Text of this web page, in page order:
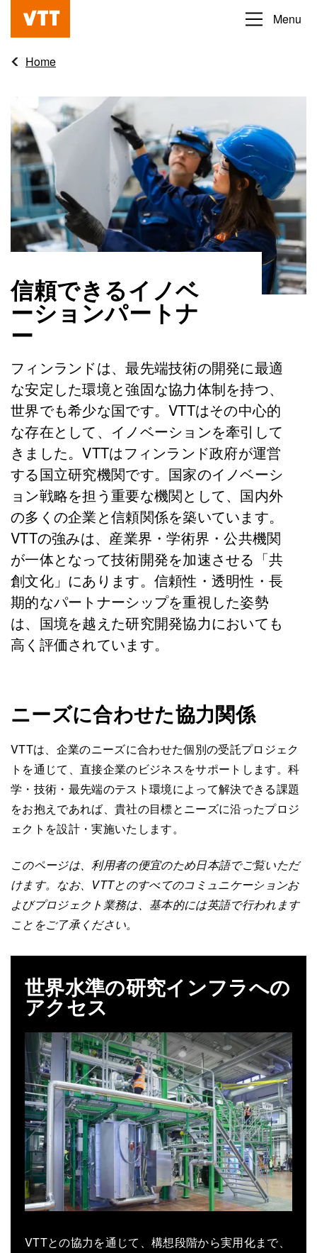
content
Beyond
obvious
Menu
Home
信頼できるイノベ
ーションパートナ
ー
フィンランドは、最先端技術の開発に最適
な安定した環境と強固な協力体制を持つ、
世界でも希少な国です。VTTはその中心的
な存在として、イノベーションを牽引して
きました。VTTはフィンランド政府が運営
する国立研究機関です。国家のイノベーシ
ョン戦略を担う重要な機関として、国内外
の多くの企業と信頼関係を築いています。
VTTの強みは、産業界・学術界・公共機関
が一体となって技術開発を加速させる「共
創文化」にあります。信頼性・透明性・長
期的なパートナーシップを重視した姿勢
は、国境を越えた研究開発協力においても
高く評価されています。
ニーズに合わせた協力関係
VTTは、企業のニーズに合わせた個別の受託プロジェク
トを通じて、直接企業のビジネスをサポートします。科
学・技術・最先端のテスト環境によって解決できる課題
をお抱えであれば、貴社の目標とニーズに沿ったプロジ
ェクトを設計・実施いたします。
このページは、利用者の便宜のため日本語でご覧いただ
けます。なお、VTTとのすべてのコミュニケーションお
よびプロジェクト業務は、基本的には英語で行われます
ことをご了承ください。
世界水準の研究インフラへの
アクセス
VTTとの協力を通じて、構想段階から実用化まで、